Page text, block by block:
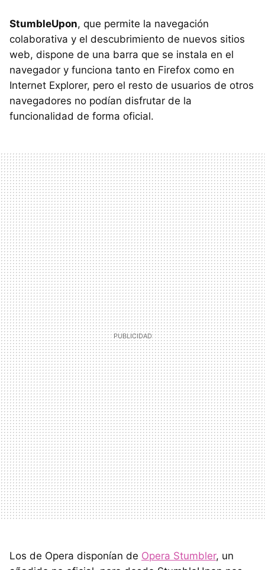
StumbleUpon, que permite la navegación
colaborativa y el descubrimiento de nuevos sitios
web, dispone de una barra que se instala en el
navegador y funciona tanto en Firefox como en
Internet Explorer, pero el resto de usuarios de otros
navegadores no podían disfrutar de la
funcionalidad de forma oficial.
Los de Opera disponían de Opera Stumbler, un